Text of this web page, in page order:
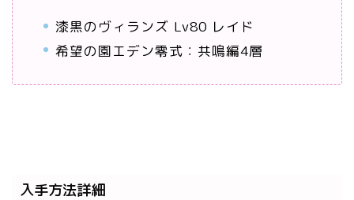
漆黒のヴィランズ Lv80 レイド
希望の園エデン零式：共鳴編4層
入手方法詳細